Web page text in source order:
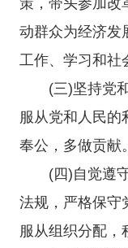
策，带头参加改
动群众为经济发
工作、学习和社
(三)坚持党
服从党和人民的
奉公，多做贡献。
(四)自觉遵
法规，严格保守
服从组织分配，